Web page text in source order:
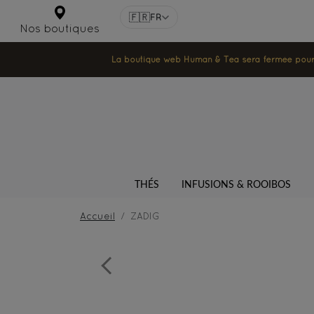
Nos boutiques
🇫🇷FR
La boutique web Human & Tea sera fermée
THÉS INFUSIONS & ROOIBOS
Accueil ZADIG
Previous